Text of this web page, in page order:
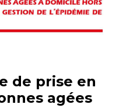
de prise en
agées